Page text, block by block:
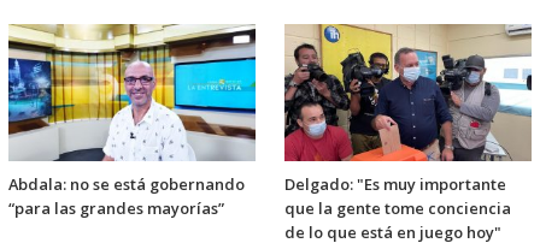
Abdala: no se está gobernando
“para las grandes mayorías”
Delgado: "Es muy importante
que la gente tome conciencia
de lo que está en juego hoy"